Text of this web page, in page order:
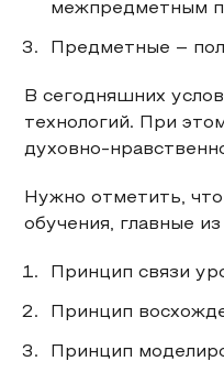
межпредметным
Предметные –
В сегодняшних
технологий. При
духовно-
Нужно отметить,
обучения, главные
Принцип связи
Принцип
Принцип